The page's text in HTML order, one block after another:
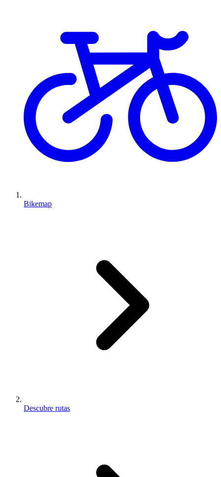
Bikemap
Descubre rutas